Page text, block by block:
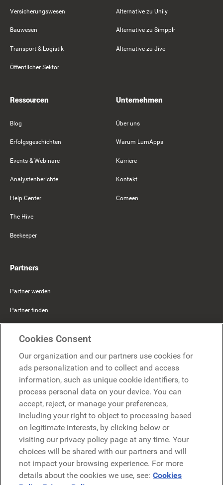
Versicherungswesen
Bauwesen
Transport & Logistik
Öffentlicher Sektor
Alternative zu Unily
Alternative zu Simpplr
Alternative zu Jive
Ressourcen
Blog
Erfolgsgeschichten
Events & Webinare
Analystenberichte
Help Center
The Hive
Beekeeper
Unternehmen
Über uns
Warum LumApps
Karriere
Kontakt
Comeen
Partners
Partner werden
Partner finden
Microsoft
Demo anfragen
Demo anfragen
Kontakt
Kontakt
Cookies Consent
Our organization and our partners use cookies for
ads personalization and to collect and access
information, such as unique cookie identifiers, to
process personal data on your device. You can
accept, reject, or manage your preferences,
including your right to object to processing based
on legitimate interests, by clicking below or
visiting our privacy policy page at any time. Your
choices will be shared with our partners and will
not impact your browsing experience. For more
details about the cookies we use, see: Cookies